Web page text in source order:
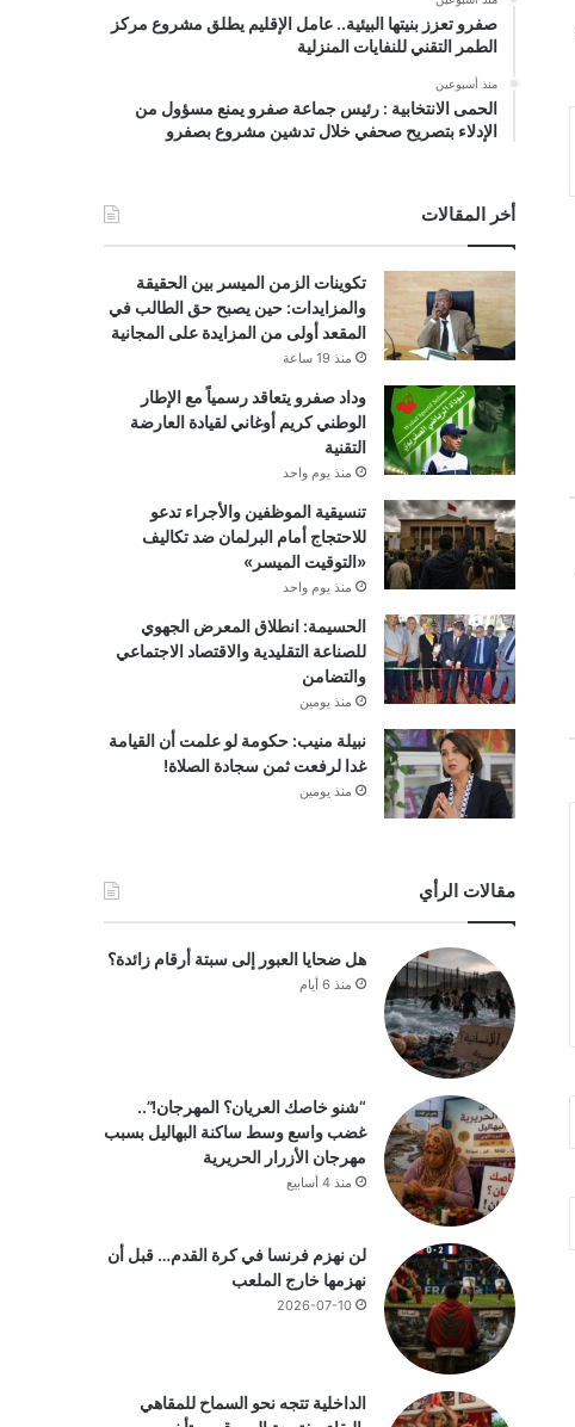
صفرو تعزز بنيتها البيئية.. عامل الإقليم يطلق مشروع مركز
الطمر التقني للنفايات المنزلية
منذ أسبوعين
الحمى الانتخابية : رئيس جماعة صفرو يمنع مسؤول من
الإدلاء بتصريح صحفي خلال تدشين مشروع بصفرو
أخر المقالات
تكوينات الزمن الميسر بين الحقيقة
والمزايدات: حين يصبح حق الطالب في
المقعد أولى من المزايدة على المجانية
منذ 19 ساعة
وداد صفرو يتعاقد رسمياً مع الإطار
الوطني كريم أوغاني لقيادة العارضة
التقنية
منذ يوم واحد
تنسيقية الموظفين والأجراء تدعو
للاحتجاج أمام البرلمان ضد تكاليف
«التوقيت الميسر»
منذ يوم واحد
الحسيمة: انطلاق المعرض الجهوي
للصناعة التقليدية والاقتصاد الاجتماعي
والتضامن
منذ يومين
نبيلة منيب: حكومة لو علمت أن القيامة
غدا لرفعت ثمن سجادة الصلاة!
منذ يومين
مقالات الرأي
هل ضحايا العبور إلى سبتة أرقام زائدة؟
منذ 6 أيام
“شنو خاصك العريان؟ المهرجان!”..
غضب واسع وسط ساكنة البهاليل بسبب
مهرجان الأزرار الحريرية
منذ 4 أسابيع
لن نهزم فرنسا في كرة القدم… قبل أن
نهزمها خارج الملعب
2026-07-10
الداخلية تتجه نحو السماح للمقاهي